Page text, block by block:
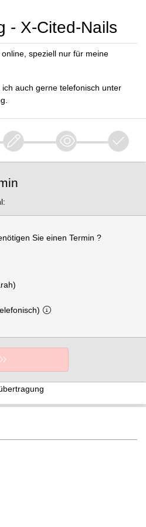
- X-Cited-Nails
speziell nur für meine
auch gerne telefonisch unter
Sie einen Termin ?